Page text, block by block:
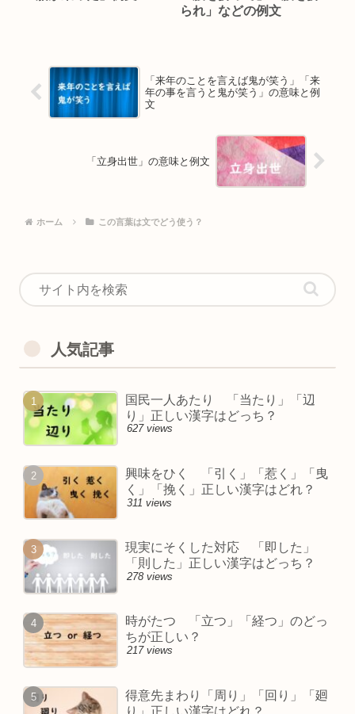
られ」などの例文
「来年のことを言えば鬼が笑う」「来
年の事を言うと鬼が笑う」の意味と例
文
「立身出世」の意味と例文
ホーム この言葉は文でどう使う？
人気記事
国民一人あたり 「当たり」「辺
り」正しい漢字はどっち？
627 views
興味をひく 「引く」「惹く」「曳
く」「挽く」正しい漢字はどれ？
311 views
現実にそくした対応 「即した」
「則した」正しい漢字はどっち？
278 views
時がたつ 「立つ」「経つ」のどっ
ちが正しい？
217 views
得意先まわり「周り」「回り」「廻
り」正しい漢字はどれ？